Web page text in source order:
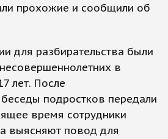
прохожие и сообщили об
для разбирательства были
в
лет. После
подростков передали
время сотрудники
выясняют повод для